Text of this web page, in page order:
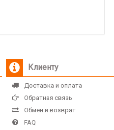
Клиенту
Доставка и оплата
Обратная связь
Обмен и возврат
FAQ